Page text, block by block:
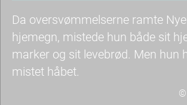
©
Da oversvømmelserne ramte
hjemegn, mistede hun både sit
marker og sit levebrød. Men hun
mistet håbet.